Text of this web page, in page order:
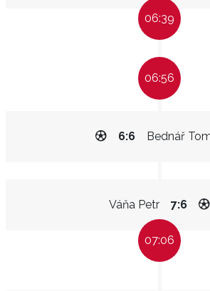
06:39
06:56
Bednář
6:6
Váňa Petr 7:6
07:06